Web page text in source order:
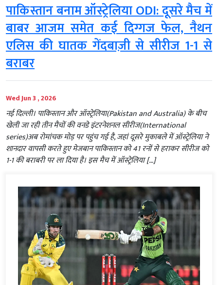
पाकिस्तान बनाम ऑस्ट्रेलिया ODI: दूसरे मैच में
बाबर आजम समेत कई दिग्गज फेल, नैथन
एलिस की घातक गेंदबाज़ी से सीरीज 1-1 से
बराबर
Wed Jun 3 , 2026
नई दिल्ली। पाकिस्तान और ऑस्ट्रेलिया(Pakistan and Australia) के बीच
खेली जा रही तीन मैचों की वनडे इंटरनेशनल सीरीज(International
series)अब रोमांचक मोड़ पर पहुंच गई है, जहां दूसरे मुकाबले में ऑस्ट्रेलिया ने
शानदार वापसी करते हुए मेजबान पाकिस्तान को 41 रनों से हराकर सीरीज को
1-1 की बराबरी पर ला दिया है। इस मैच में ऑस्ट्रेलिया […]